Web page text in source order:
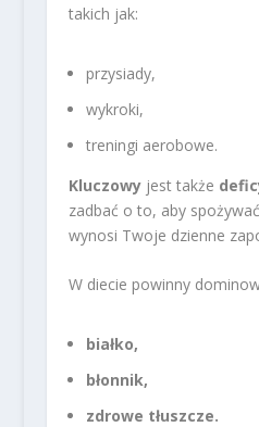
takich jak:
przysiady,
wykroki,
treningi aerobowe.
Kluczowyjest także
zadbać o to, aby
wynosi Twoje dzienne
W diecie powinny
białko,
błonnik,
zdrowe tłuszcze.